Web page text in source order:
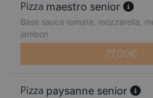
maestro senior
Base sauce tomate, mozzarella,
jambon
17.00€
paysanne senior